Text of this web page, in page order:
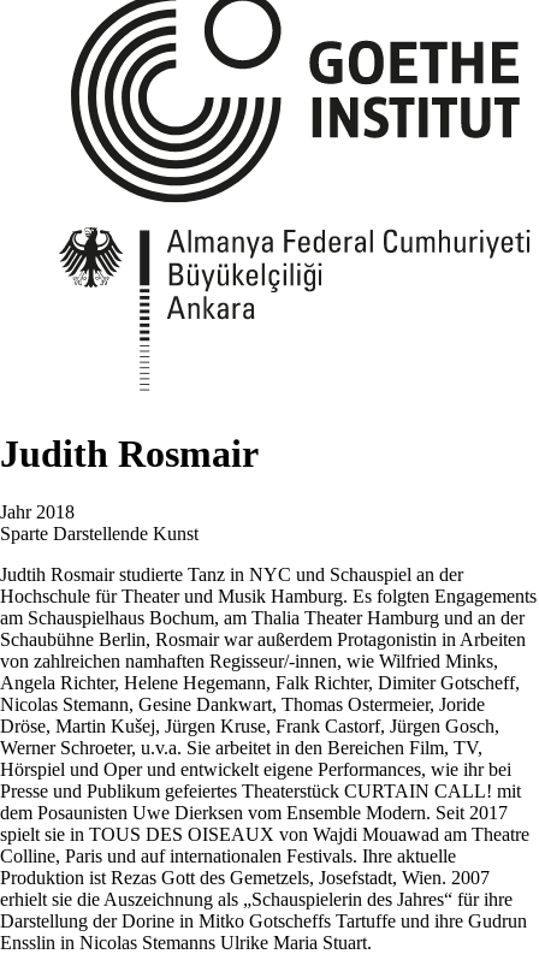
Judith Rosmair
Jahr 2018
Sparte Darstellende Kunst
Judtih Rosmair studierte Tanz in NYC und Schauspiel an der
Hochschule für Theater und Musik Hamburg. Es folgten Engagements
am Schauspielhaus Bochum, am Thalia Theater Hamburg und an der
Schaubühne Berlin, Rosmair war außerdem Protagonistin in Arbeiten
von zahlreichen namhaften Regisseur/-innen, wie Wilfried Minks,
Angela Richter, Helene Hegemann, Falk Richter, Dimiter Gotscheff,
Nicolas Stemann, Gesine Dankwart, Thomas Ostermeier, Joride
Dröse, Martin Kušej, Jürgen Kruse, Frank Castorf, Jürgen Gosch,
Werner Schroeter, u.v.a. Sie arbeitet in den Bereichen Film, TV,
Hörspiel und Oper und entwickelt eigene Performances, wie ihr bei
Presse und Publikum gefeiertes Theaterstück CURTAIN CALL! mit
dem Posaunisten Uwe Dierksen vom Ensemble Modern. Seit 2017
spielt sie in TOUS DES OISEAUX von Wajdi Mouawad am Theatre
Colline, Paris und auf internationalen Festivals. Ihre aktuelle
Produktion ist Rezas Gott des Gemetzels, Josefstadt, Wien. 2007
erhielt sie die Auszeichnung als „Schauspielerin des Jahres“ für ihre
Darstellung der Dorine in Mitko Gotscheffs Tartuffe und ihre Gudrun
Ensslin in Nicolas Stemanns Ulrike Maria Stuart.